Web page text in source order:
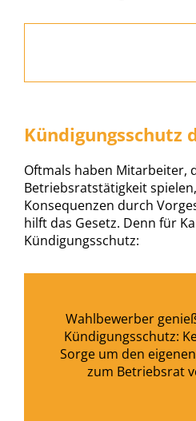
Kündigungsschutz
Oftmals haben Mitarbeiter,
Betriebsratstätigkeit
Konsequenzen durch
hilft das Gesetz. Denn für
Kündigungsschutz:
Wahlbewerber
Kündigungsschutz:
Sorge um den
zum Betriebsrat